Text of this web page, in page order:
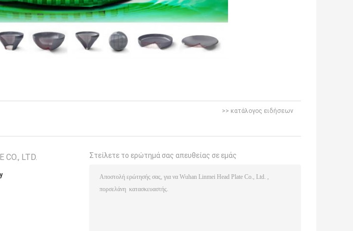
>> κατάλογος ειδήσεων
CO., LTD. Στείλετε το ερώτημά σας απευθείας σε εμάς